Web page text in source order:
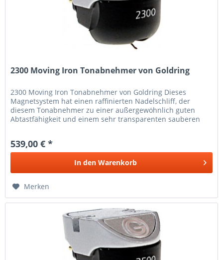
2300 Moving Iron Tonabnehmer von Goldring
2300 Moving Iron Tonabnehmer von Goldring Dieses
Magnetsystem hat einen raffinierten Nadelschliff, der
diesem Tonabnehmer zu einer außergewöhnlich guten
Abtastfähigkeit und einem sehr transparenten sauberen
539,00 € *
In den Warenkorb
Merken